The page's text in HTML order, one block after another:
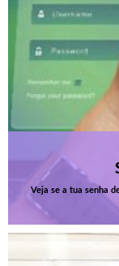
Veja se a tua senha